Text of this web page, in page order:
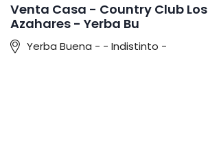
Venta Casa - Country Club Los
Azahares - Yerba Bu
Yerba Buena - - Indistinto -